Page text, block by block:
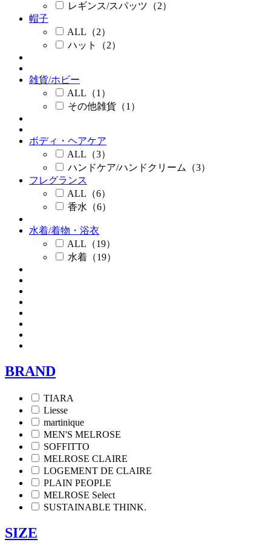
レギンス/スパッツ（2）
帽子
ALL（2）
ハット（2）
雑貨/ホビー
ALL（1）
その他雑貨（1）
ボディ・ヘアケア
ALL（3）
ハンドケア/ハンドクリーム（3）
フレグランス
ALL（6）
香水（6）
水着/着物・浴衣
ALL（19）
水着（19）
BRAND
TIARA
Liesse
martinique
MEN'S MELROSE
SOFFITTO
MELROSE CLAIRE
LOGEMENT DE CLAIRE
PLAIN PEOPLE
MELROSE Select
SUSTAINABLE THINK.
SIZE